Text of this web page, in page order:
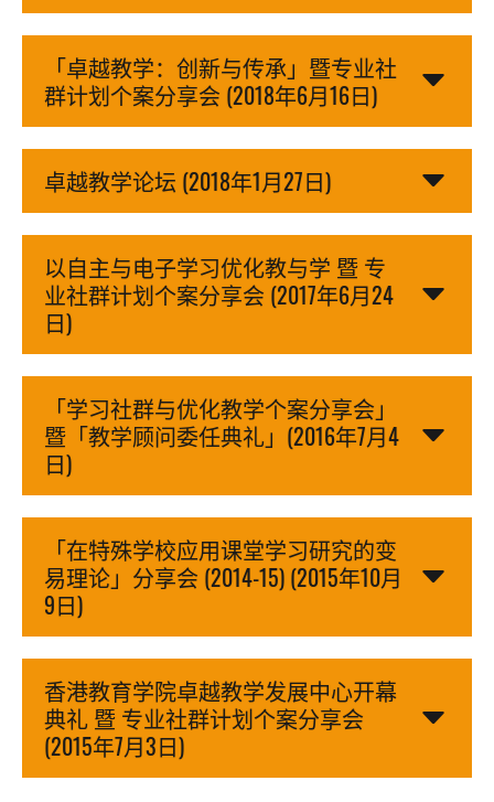
「卓越教学：创新与传承」暨专业社
群计划个案分享会 (2018年6月16日)
卓越教学论坛 (2018年1月27日)
以自主与电子学习优化教与学 暨 专
业社群计划个案分享会 (2017年6月24
日)
「学习社群与优化教学个案分享会」
暨「教学顾问委任典礼」(2016年7月4
日)
「在特殊学校应用课堂学习研究的变
易理论」分享会 (2014-15) (2015年10月
9日)
香港教育学院卓越教学发展中心开幕
典礼 暨 专业社群计划个案分享会
(2015年7月3日)